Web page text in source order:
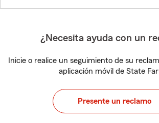
¿Necesita ayuda con un
Inicie o realice un seguimiento de su
aplicación móvil de State
Presente un reclamo